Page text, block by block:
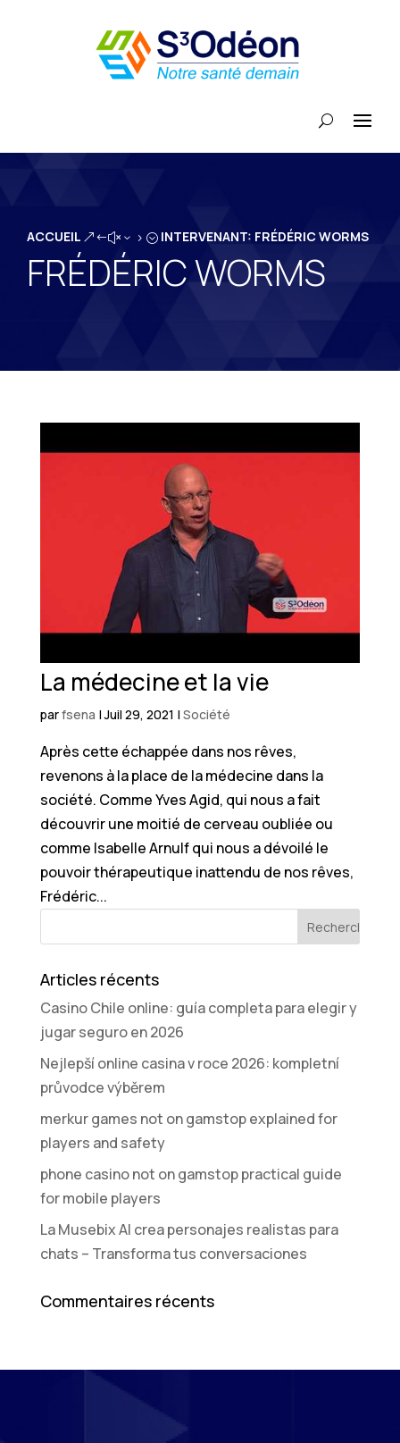
ACCUEIL &#x35; INTERVENANT: FRÉDÉRIC WORMS
FRÉDÉRIC WORMS
La médecine et la vie
parfsena |Juil 29, 2021 | Société
Après cette échappée dans nos rêves,
revenons à la place de la médecine dans la
société. Comme Yves Agid, qui nous a fait
découvrir une moitié de cerveau oubliée ou
comme Isabelle Arnulf qui nous a dévoilé le
pouvoir thérapeutique inattendu de nos rêves,
Frédéric...
Articles récents
Casino Chile online: guía completa para elegir y
jugar seguro en 2026
Nejlepší online casina v roce 2026: kompletní
průvodce výběrem
merkur games not on gamstop explained for
players and safety
phone casino not on gamstop practical guide
for mobile players
La Musebix AI crea personajes realistas para
chats – Transforma tus conversaciones
Commentaires récents